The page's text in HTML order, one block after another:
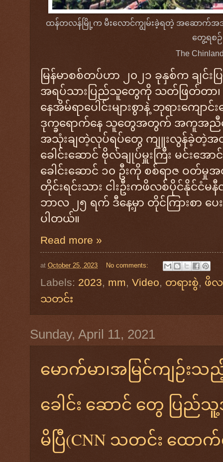
ထန်တလန်မြို့က မီးလောင်ကျွမ်းခဲ့ရတဲ့ အဆောက်
တွေ့ရစဉ်
The
မြန်မာစစ်တပ်ဟာ ၂၀၂၁ ခုနှစ်က ချင်
အရပ်သားပြည်သူတွေကို သတ်ဖြတ်တာ၊
နေအိမ်ရာပေါင်းများစွာနဲ့ ဘုရားကျေ
ဒုက္ခရောက်နေ သူတွေအတွက် အကူအ
အသုံးချတဲ့လုပ်ရပ်တွေ ကျူးလွန်ခဲ့တဲ့အ
ခေါင်းဆောင် ဗိုလ်ချုပ်မှူးကြီး မင်းအ
ခေါင်းဆောင် ၁၀ ဦးကို စစ်ရာဇ ဝတ်မှုအ
တိုင်းရင်းသား ငါးဦးကဖိလစ်ပိုင်နိုင်ငံ
ဘာလ ၂၅ ရက် ဒီနေ့မှာ တိုင်ကြားစာ ပ
ပါတယ်။
Read more »
at October 25, 2023 No comments:
Labels: 2023, mm, Video, တရားစွဲ, ဖိလ
သတင်း
Sunday, April 11, 2021
မောက်မာ၊အမြင်ကျဉ်
ခေါင်း ဆောင် တွေ ပြ
မိပြီ(CNN သတင်း ထော